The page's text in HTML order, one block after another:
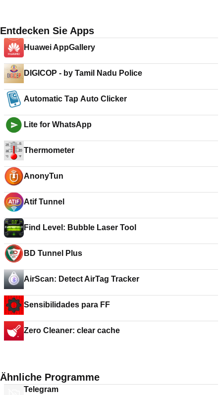
Entdecken Sie Apps
Huawei AppGallery
DIGICOP - by Tamil Nadu Police
Automatic Tap Auto Clicker
Lite for WhatsApp
Thermometer
AnonyTun
Atif Tunnel
Find Level: Bubble Laser Tool
BD Tunnel Plus
AirScan: Detect AirTag Tracker
Sensibilidades para FF
Zero Cleaner: clear cache
Ähnliche Programme
Telegram